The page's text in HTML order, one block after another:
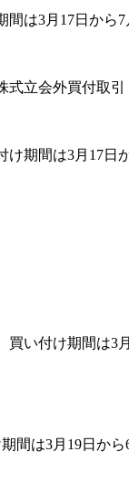
は3月17日から7
立会外買付取引
期間は3月17
い付け期間は3
間は3月19日から